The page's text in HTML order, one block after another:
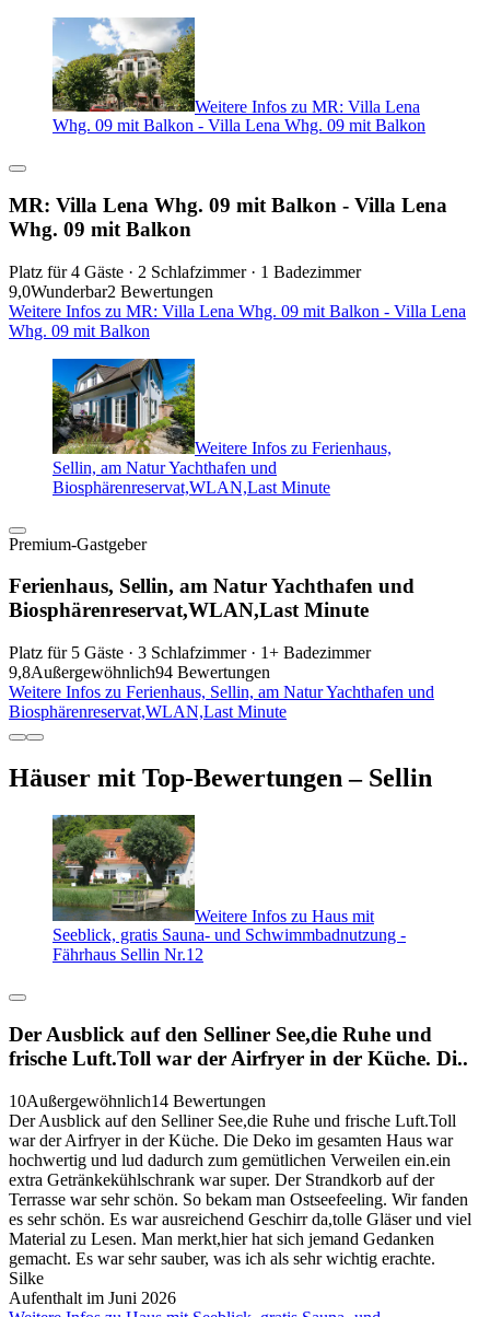
Weitere Infos zu MR: Villa Lena
Whg. 09 mit Balkon - Villa Lena Whg. 09 mit Balkon
MR: Villa Lena Whg. 09 mit Balkon - Villa Lena
Whg. 09 mit Balkon
Platz für 4 Gäste · 2 Schlafzimmer · 1 Badezimmer
9,0Wunderbar2 Bewertungen
Weitere Infos zu MR: Villa Lena Whg. 09 mit Balkon - Villa Lena
Whg. 09 mit Balkon
Weitere Infos zu Ferienhaus,
Sellin, am Natur Yachthafen und
Biosphärenreservat,WLAN,Last Minute
Premium-Gastgeber
Ferienhaus, Sellin, am Natur Yachthafen und
Biosphärenreservat,WLAN,Last Minute
Platz für 5 Gäste · 3 Schlafzimmer · 1+ Badezimmer
9,8Außergewöhnlich94 Bewertungen
Weitere Infos zu Ferienhaus, Sellin, am Natur Yachthafen und
Biosphärenreservat,WLAN,Last Minute
Häuser mit Top-Bewertungen – Sellin
Weitere Infos zu Haus mit
Seeblick, gratis Sauna- und Schwimmbadnutzung -
Fährhaus Sellin Nr.12
Der Ausblick auf den Selliner See,die Ruhe und
frische Luft.Toll war der Airfryer in der Küche. Di..
10Außergewöhnlich14 Bewertungen
Der Ausblick auf den Selliner See,die Ruhe und frische Luft.Toll
war der Airfryer in der Küche. Die Deko im gesamten Haus war
hochwertig und lud dadurch zum gemütlichen Verweilen ein.ein
extra Getränkekühlschrank war super. Der Strandkorb auf der
Terrasse war sehr schön. So bekam man Ostseefeeling. Wir fanden
es sehr schön. Es war ausreichend Geschirr da,tolle Gläser und viel
Material zu Lesen. Man merkt,hier hat sich jemand Gedanken
gemacht. Es war sehr sauber, was ich als sehr wichtig erachte.
Silke
Aufenthalt im Juni 2026